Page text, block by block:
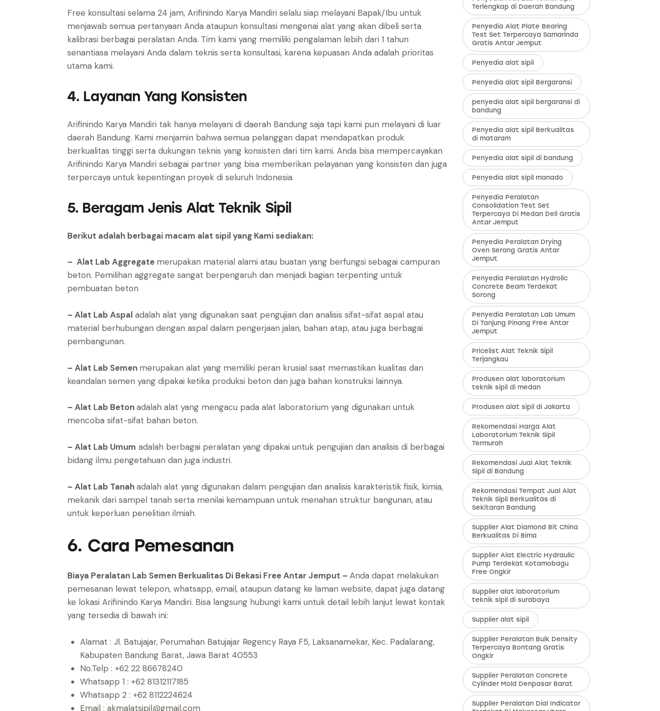
Free konsultasi selama 24 jam, Arifinindo Karya Mandiri selalu siap melayani Bapak/Ibu untuk
menjawab semua pertanyaan Anda ataupun konsultasi mengenai alat yang akan dibeli serta
kalibrasi berbagai peralatan Anda. Tim kami yang memiliki pengalaman lebih dari 1 tahun
senantiasa melayani Anda dalam teknis serta konsultasi, karena kepuasan Anda adalah prioritas
utama kami.
4. Layanan Yang Konsisten
Arifinindo Karya Mandiri tak hanya melayani di daerah Bandung saja tapi kami pun melayani di luar
daerah Bandung. Kami menjamin bahwa semua pelanggan dapat mendapatkan produk
berkualitas tinggi serta dukungan teknis yang konsisten dari tim kami. Anda bisa mempercayakan
Arifinindo Karya Mandiri sebagai partner yang bisa memberikan pelayanan yang konsisten dan juga
terpercaya untuk kepentingan proyek di seluruh Indonesia.
5. Beragam Jenis Alat Teknik Sipil
Berikut adalah berbagai macam alat sipil yang Kami sediakan:
– Alat Lab Aggregate merupakan material alami atau buatan yang berfungsi sebagai campuran
beton. Pemilihan aggregate sangat berpengaruh dan menjadi bagian terpenting untuk
pembuatan beton
– Alat Lab Aspal adalah alat yang digunakan saat pengujian dan analisis sifat-sifat aspal atau
material berhubungan dengan aspal dalam pengerjaan jalan, bahan atap, atau juga berbagai
pembangunan.
– Alat Lab Semen merupakan alat yang memiliki peran krusial saat memastikan kualitas dan
keandalan semen yang dipakai ketika produksi beton dan juga bahan konstruksi lainnya.
– Alat Lab Betonadalah alat yang mengacu pada alat laboratorium yang digunakan untuk
mencoba sifat-sifat bahan beton.
– Alat Lab Umum adalah berbagai peralatan yang dipakai untuk pengujian dan analisis di berbagai
bidang ilmu pengetahuan dan juga industri.
– Alat Lab Tanahadalah alat yang digunakan dalam pengujian dan analisis karakteristik fisik, kimia,
mekanik dari sampel tanah serta menilai kemampuan untuk menahan struktur bangunan, atau
untuk keperluan penelitian ilmiah.
6. Cara Pemesanan
Biaya Peralatan Lab Semen Berkualitas Di Bekasi Free Antar Jemput – Anda dapat melakukan
pemesanan lewat telepon, whatsapp, email, ataupun datang ke laman website, dapat juga datang
ke lokasi Arifinindo Karya Mandiri. Bisa langsung hubungi kami untuk detail lebih lanjut lewat kontak
yang tersedia di bawah ini:
Alamat : Jl. Batujajar, Perumahan Batujajar Regency Raya F5, Laksanamekar, Kec. Padalarang,
Kabupaten Bandung Barat, Jawa Barat 40553
No.Telp : +62 22 86678240
Whatsapp 1 : +62 81312117185
Whatsapp 2 : +62 8112224624
Email : akmalatsipil@gmail.com
Terlengkap di Daerah Bandung
Penyedia Alat Plate Bearing
Test Set Terpercaya Samarinda
Gratis Antar Jemput
Penyedia alat sipil
Penyedia alat sipil Bergaransi
penyedia alat sipil bergaransi di
bandung
Penyedia alat sipil Berkualitas
di mataram
Penyedia alat sipil di bandung
Penyedia alat sipil manado
Penyedia Peralatan
Consolidation Test Set
Terpercaya Di Medan Deli Gratis
Antar Jemput
Penyedia Peralatan Drying
Oven Serang Gratis Antar
Jemput
Penyedia Peralatan Hydrolic
Concrete Beam Terdekat
Sorong
Penyedia Peralatan Lab Umum
Di Tanjung Pinang Free Antar
Jemput
Pricelist Alat Teknik Sipil
Terjangkau
Produsen alat laboratorium
teknik sipil di medan
Produsen alat sipil di Jakarta
Rekomendasi Harga Alat
Laboratorium Teknik Sipil
Termurah
Rekomendasi Jual Alat Teknik
Sipil di Bandung
Rekomendasi Tempat Jual Alat
Teknik Sipil Berkualitas di
Sekitaran Bandung
Supplier Alat Diamond Bit China
Berkualitas Di Bima
Supplier Alat Electric Hydraulic
Pump Terdekat Kotamobagu
Free Ongkir
Supplier alat laboratorium
teknik sipil di surabaya
Supplier alat sipil
Supplier Peralatan Bulk Density
Terpercaya Bontang Gratis
Ongkir
Supplier Peralatan Concrete
Cylinder Mold Denpasar Barat
Supplier Peralatan Dial Indicator